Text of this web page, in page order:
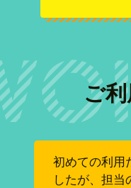
ご
初めての利用
したが、担当